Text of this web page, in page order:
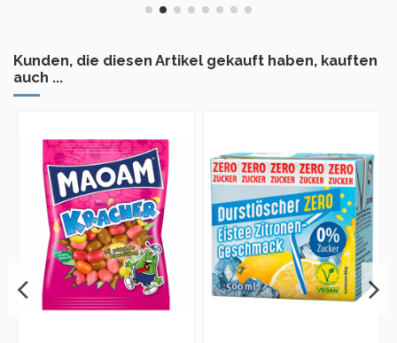
Kunden, die diesen Artikel gekauft haben, kauften
auch ...